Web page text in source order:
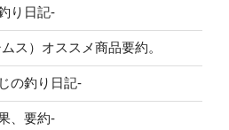
り日記-
ス）オススメ商品要約。
の釣り日記-
、要約-